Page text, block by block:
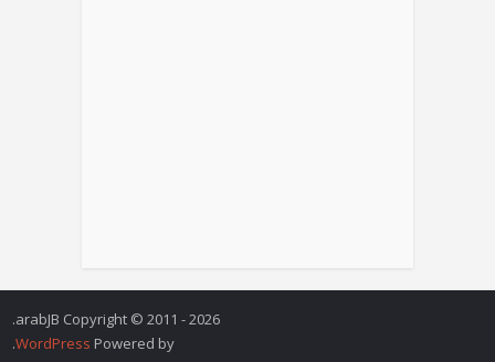
arabJB Copyright © 2011 - 2026.
Powered by
WordPress
.